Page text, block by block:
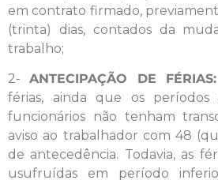
em contrato firmado,
(trinta) dias, contados da
trabalho;
2-ANTECIPAÇÃO DE FÉRIAS:
férias, ainda que os períodos
funcionários não tenham
aviso ao trabalhador com 48
de antecedência. Todavia, as
usufruídas em período